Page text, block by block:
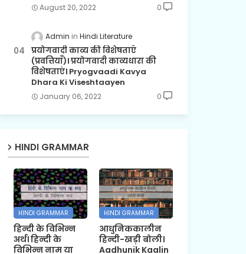
August 20, 2022 0
Admin Hindi Literature
प्रयोगवादी काव्य की विशेषताएँ
(प्रवत्तियाँ)। प्रयोगवादी काव्यधारा की
विशेषताएं। Pryogvaadi Kavya
Dhara Ki Viseshtaayen
January 06, 2022 0
HINDI GRAMMAR
HINDI GRAMMAR
हिन्दी के विभिन्न
अर्थ। हिन्दी के
विभिन्न नाम या
HINDI GRAMMAR
आधुनिककालीन
हिन्दी-खड़ी बोली।
Aadhunik Kaalin